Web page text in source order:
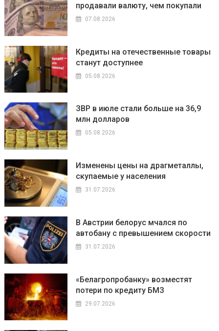
продавали валюту, чем покупали
07.08.2026
Кредиты на отечественные товары
станут доступнее
05.08.2026
ЗВР в июле стали больше на 36,9
млн долларов
05.08.2026
Изменены цены на драгметаллы,
скупаемые у населения
31.07.2026
В Австрии белорус мчался по
автобану с превышением скорости
31.07.2026
«Белагропробанку» возместят
потери по кредиту БМЗ
29.07.2026